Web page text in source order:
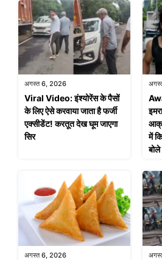
अगस्त 6, 2026
Viral Video: इंश्योरेंस के पैसों
के लिए ऐसे करवाया जाता है फर्जी
एक्सीडेंट! करतूत देख घूम जाएगा
सिर
में
अगस्त 6, 2026